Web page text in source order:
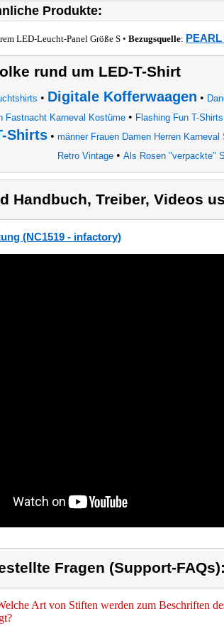
Produkte:
LED-Leucht-Panel Größe S • Bezugsquelle: PEARL
rund um LED-T-Shirt
• Digitale Kofferwaagen •
Fastnacht Karneval Kostüme• Flashing Fun T-
Shirts• männer Frauen Damen Herren
Retro Vintage• Als Rosen "verpackte"
Handbuch, Treiber, Videos
(NC1519 - infactory)
Fragen (Support-FAQs):
Art von Stiften werden zum Beschriften